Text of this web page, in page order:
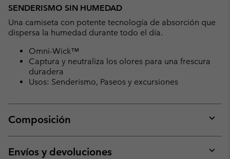
SENDERISMO SIN HUMEDAD
Una camiseta con potente tecnología de absorción que
dispersa la humedad durante todo el día.
Omni-Wick™
Captura y neutraliza los olores para una frescura
duradera
Usos: Senderismo, Paseos y excursiones
Composición
or
Envíos y devoluciones